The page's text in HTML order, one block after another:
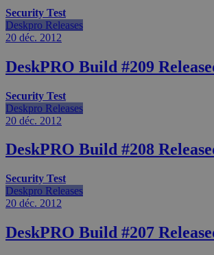
Security Test
Deskpro Releases
20 déc. 2012
DeskPRO Build #209
Security Test
Deskpro Releases
20 déc. 2012
DeskPRO Build #208
Security Test
Deskpro Releases
20 déc. 2012
DeskPRO Build #207